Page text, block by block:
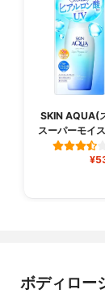
SKIN AQUA(
スーパーモイ
ボディロー